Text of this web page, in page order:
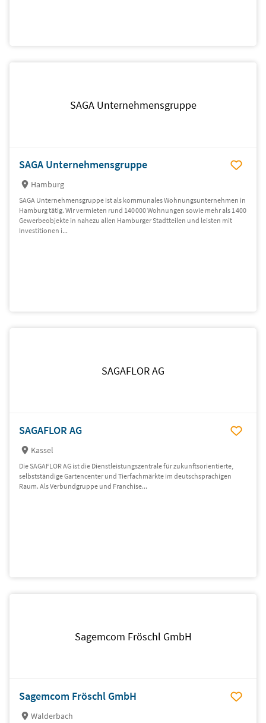
SAGA Unternehmensgruppe
SAGA Unternehmensgruppe
Hamburg
SAGA Unternehmensgruppe ist als kommunales Wohnungsunternehmen in
Hamburg tätig. Wir vermieten rund 140 000 Wohnungen sowie mehr als 1 400
Gewerbeobjekte in nahezu allen Hamburger Stadtteilen und leisten mit
Investitionen i...
SAGAFLOR AG
SAGAFLOR AG
Kassel
Die SAGAFLOR AG ist die Dienstleistungs­zentrale für zukunfts­orientierte,
selbst­ständige Garten­center und Tierfach­märkte im deutsch­sprachigen
Raum. Als Verbund­gruppe und Franchise­...
Sagemcom Fröschl GmbH
Sagemcom Fröschl GmbH
Walderbach